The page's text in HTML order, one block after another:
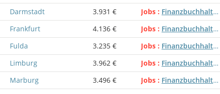
Darmstadt
3.931 € Jobs
Finanzbuchhalter/-in
Frankfurt
4.136 € Jobs
Finanzbuchhalter/-in
Fulda
3.235 € Jobs
Finanzbuchhalter/-in
Limburg
3.962 € Jobs
Finanzbuchhalter/-in
Marburg
3.496 € Jobs
Finanzbuchhalter/-in